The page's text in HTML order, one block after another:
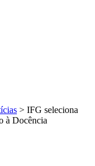
> IFG seleciona
à Docência